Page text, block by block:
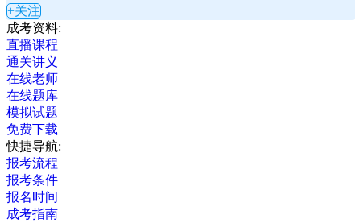
+关注
成考资料:
直播课程
通关讲义
在线老师
在线题库
模拟试题
免费下载
快捷导航:
报考流程
报考条件
报名时间
成考指南